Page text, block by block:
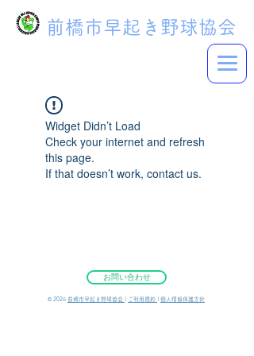
前橋市早起き野球協会
Widget Didn’t Load
Check your internet and refresh
this page.
If that doesn’t work, contact us.
お問い合わせ
©︎ 2026 前橋市早起き野球協会 ご利用規約 個人情報保護方針